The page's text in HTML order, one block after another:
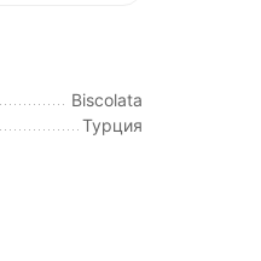
Biscolata
Турция